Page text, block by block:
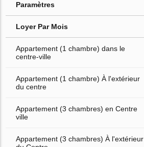
Paramètres
Loyer Par Mois
Appartement (1 chambre) dans le
centre-ville
Appartement (1 chambre) À l'extérieur
du centre
Appartement (3 chambres) en Centre
ville
Appartement (3 chambres) À l'extérieur